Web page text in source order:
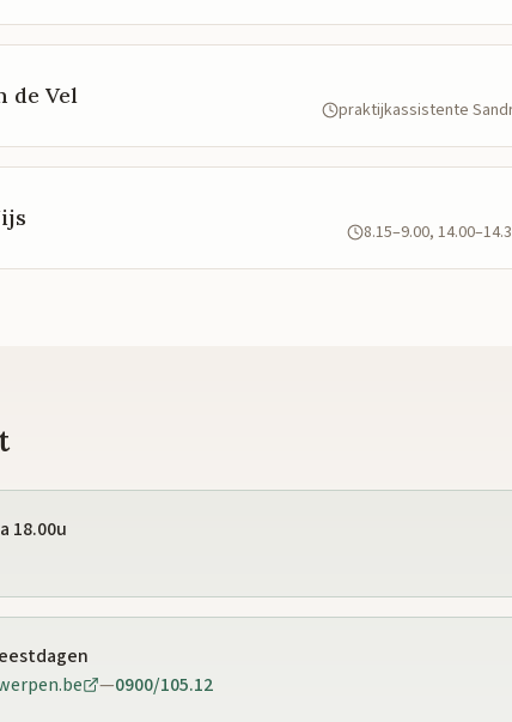
de Vel
praktijkassistente
8.15–9.00,
18.00u
—0900/105.12